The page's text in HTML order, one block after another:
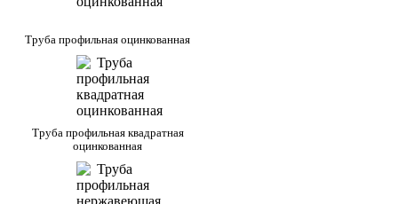
Труба профильная оцинкованная
Труба профильная квадратная
оцинкованная